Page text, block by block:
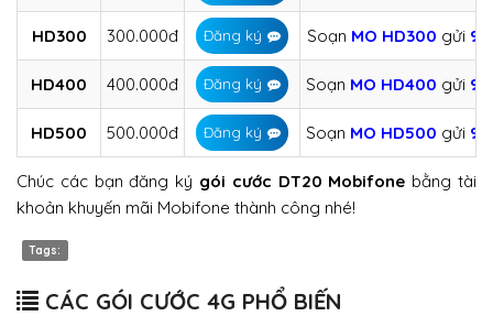
HD300 300.000đ Đăng ký Soạn MO HD300 gửi
HD400 400.000đ Đăng ký Soạn MO HD400 gửi
HD500 500.000đ Đăng ký Soạn MO HD500 gửi
Chúc các bạn đăng ký gói cước DT20 Mobifone bằng tài
khoản khuyến mãi Mobifone thành công nhé!
Tags:
CÁC GÓI CƯỚC 4G PHỔ BIẾN